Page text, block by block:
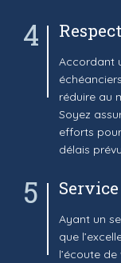
4
Accordant
réduire au
Soyez
efforts
délais
5
Ayant un
que
l’écoute